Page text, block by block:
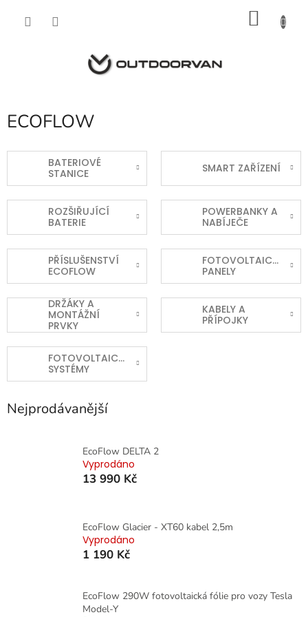
ECOFLOW
BATERIOVÉ
STANICE
SMART ZAŘÍZENÍ
ROZŠIŘUJÍCÍ
BATERIE
POWERBANKY A
NABÍJEČE
PŘÍSLUŠENSTVÍ
ECOFLOW
FOTOVOLTAICKÉ
PANELY
DRŽÁKY A
MONTÁŽNÍ
PRVKY
KABELY A
PŘÍPOJKY
FOTOVOLTAICKÉ
SYSTÉMY
Nejprodávanější
EcoFlow DELTA 2
Vyprodáno
13 990 Kč
EcoFlow Glacier - XT60 kabel 2,5m
Vyprodáno
1 190 Kč
EcoFlow 290W fotovoltaická fólie pro vozy Tesla
Model-Y